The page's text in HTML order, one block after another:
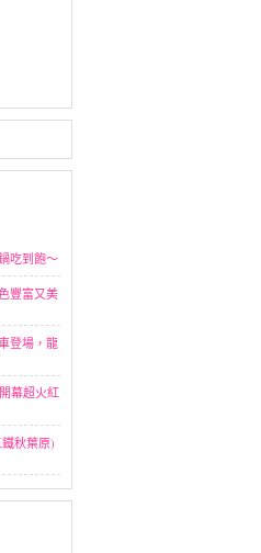
吃到飽～
豐富又美
登場，龍
幕超火紅
秋葉原)